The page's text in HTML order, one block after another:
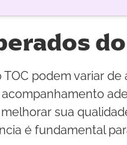
podem variar
sua
é fundamental